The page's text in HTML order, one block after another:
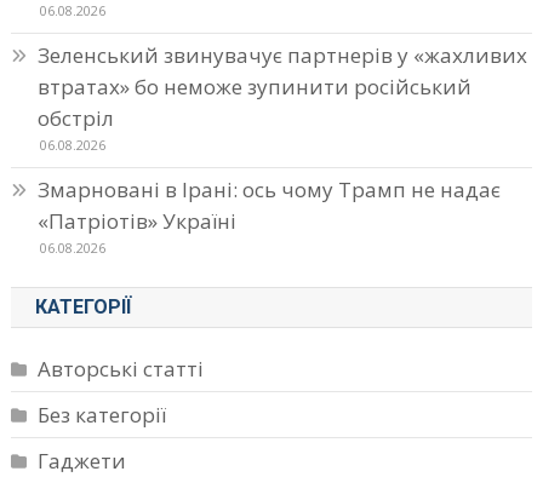
06.08.2026
Зеленський звинувачує партнерів у «жахливих
втратах» бо неможе зупинити російський
обстріл
06.08.2026
Змарновані в Ірані: ось чому Трамп не надає
«Патріотів» Україні
06.08.2026
КАТЕГОРІЇ
Авторські статті
Без категорії
Гаджети